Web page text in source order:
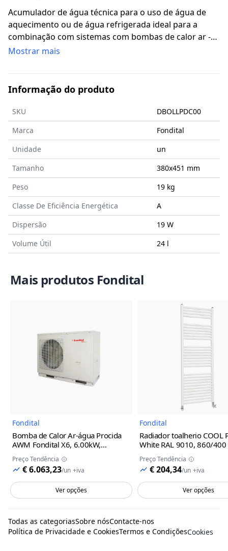
Acumulador de água técnica para o uso de água de
aquecimento ou de água refrigerada ideal para a
combinação com sistemas com bombas de calor ar -
água.
Mostrar mais
Informação do produto
SKU
DBOLLPDC00
Marca
Fondital
Unidade
un
Tamanho
380x451 mm
Peso
19 kg
Classe De Eficiência Energética
A
Dispersão
19 W
Volume Útil
24 l
Mais produtos Fondital
Imagem do Produto
Fondital
Bomba de Calor Ar-água Procida
AWM Fondital X6, 6.00kW,
Monofásico, R32
Preço Tendência
€ 6.063,23/un +iva
Ver opções
Fondital
Radiador toalherio COOL
White RAL 9010, 860/400
Preço Tendência
€ 204,34/un +iva
Ver opções
Todas as categoriasSobre nósContacte-nos
Política de Privacidade e CookiesTermos e CondiçõesCookies